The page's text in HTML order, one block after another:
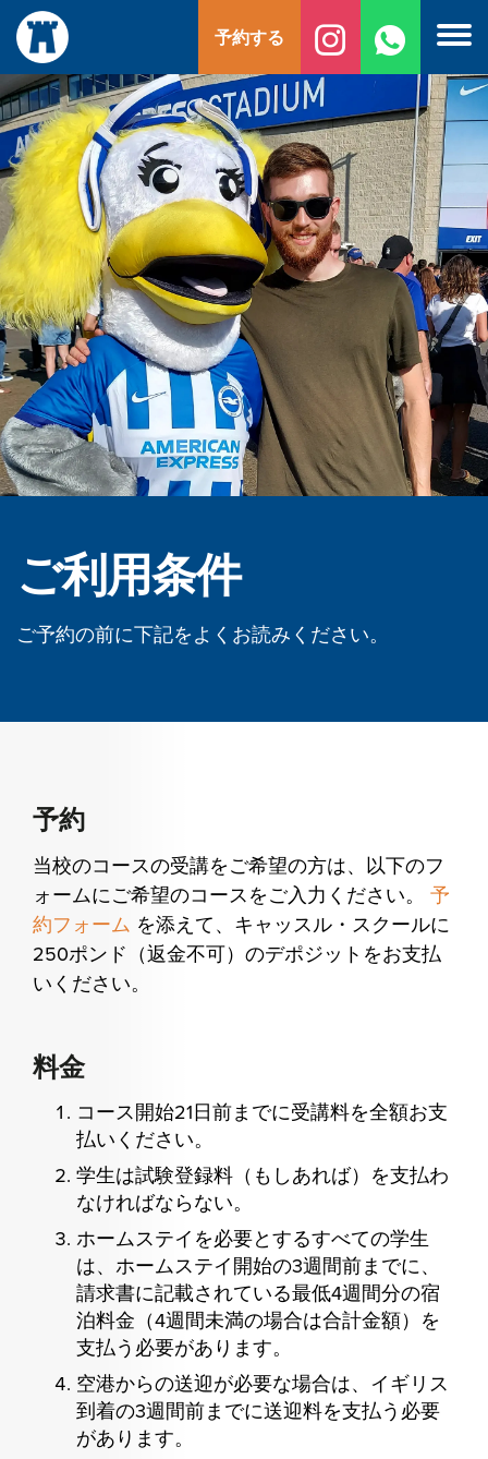
ン
テ
ン
ツ
へ
ス
キ
ッ
プ
予約する
ご利用条件
ご予約の前に下記をよくお読みください。
予約
当校のコースの受講をご希望の方は、以下のフ
ォームにご希望のコースをご入力ください。 予
約フォーム を添えて、キャッスル・スクールに
250ポンド（返金不可）のデポジットをお支払
いください。
料金
コース開始21日前までに受講料を全額お支
払いください。
学生は試験登録料（もしあれば）を支払わ
なければならない。
ホームステイを必要とするすべての学生
は、ホームステイ開始の3週間前までに、
請求書に記載されている最低4週間分の宿
泊料金（4週間未満の場合は合計金額）を
支払う必要があります。
空港からの送迎が必要な場合は、イギリス
到着の3週間前までに送迎料を支払う必要
があります。